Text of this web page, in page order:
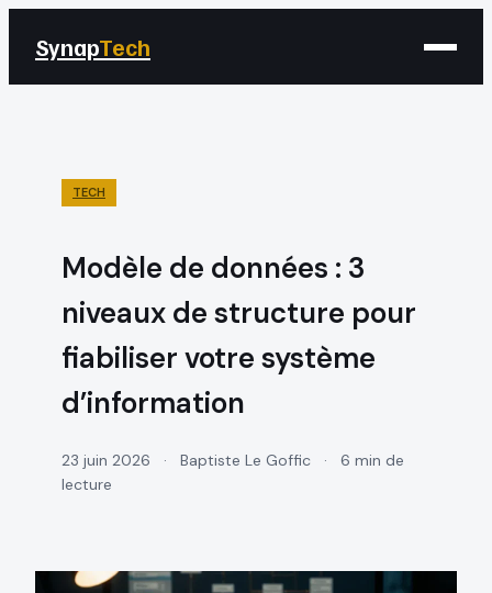
SynapTech
TECH
Modèle de données : 3
niveaux de structure pour
fiabiliser votre système
d’information
23 juin 2026 · Baptiste Le Goffic ·
6 min de
lecture